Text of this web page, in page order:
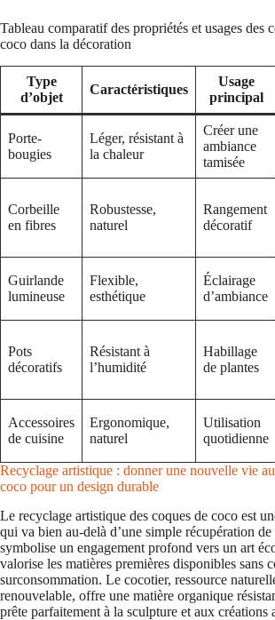
Tableau comparatif des propriétés et usages des
coco dans la décoration
Type
d’objet
Caractéristiques
Usage
principal
Porte-
bougies
Léger, résistant à
la chaleur
Créer une
ambiance
tamisée
Corbeille
en fibres
Robustesse,
naturel
Rangement
décoratif
Guirlande
lumineuse
Flexible,
esthétique
Éclairage
d’ambiance
Pots
décoratifs
Résistant à
l’humidité
Habillage
de plantes
Accessoires
de cuisine
Ergonomique,
naturel
Utilisation
quotidienne
Recyclage artistique : donner une nouvelle vie
coco pour un design durable
Le recyclage artistique des coques de coco est
qui va bien au-delà d’une simple récupération
symbolise un engagement profond vers un art
valorise les matières premières disponibles sans
surconsommation. Le cocotier, ressource
renouvelable, offre une matière organique
prête parfaitement à la sculpture et aux créations